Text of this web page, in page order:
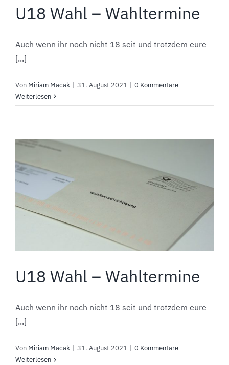
U18 Wahl – Wahltermine
Auch wenn ihr noch nicht 18 seit und trotzdem eure
[...]
Von Miriam Macak | 31. August 2021 | 0 Kommentare
Weiterlesen
U18 Wahl – Wahltermine
Auch wenn ihr noch nicht 18 seit und trotzdem eure
[...]
Von Miriam Macak | 31. August 2021 | 0 Kommentare
Weiterlesen